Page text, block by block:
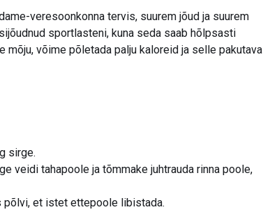
veresoonkonna tervis, suurem jõud ja suurem
sportlasteni, kuna seda saab hõlpsasti
võime põletada palju kaloreid ja selle pakutava
sirge.
veidi tahapoole ja tõmmake juhtrauda rinna poole,
põlvi, et istet ettepoole libistada.